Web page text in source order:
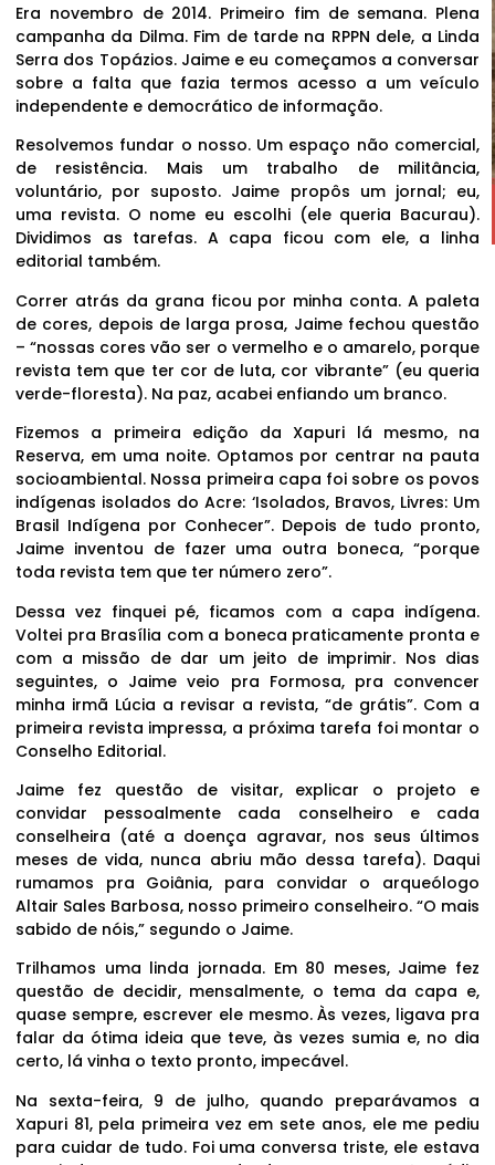
Era novembro de 2014. Primeiro fim de semana. Plena
campanha da Dilma. Fim de tarde na RPPN dele, a Linda
Serra dos Topázios. Jaime e eu começamos a conversar
sobre a falta que fazia termos acesso a um veículo
independente e democrático de informação.
Resolvemos fundar o nosso. Um espaço não comercial,
de resistência. Mais um trabalho de militância,
voluntário, por suposto. Jaime propôs um jornal; eu,
uma revista. O nome eu escolhi (ele queria Bacurau).
Dividimos as tarefas. A capa ficou com ele, a linha
editorial também.
Correr atrás da grana ficou por minha conta. A paleta
de cores, depois de larga prosa, Jaime fechou questão
– “nossas cores vão ser o vermelho e o amarelo, porque
revista tem que ter cor de luta, cor vibrante” (eu queria
verde-floresta). Na paz, acabei enfiando um branco.
Fizemos a primeira edição da Xapuri lá mesmo, na
Reserva, em uma noite. Optamos por centrar na pauta
socioambiental. Nossa primeira capa foi sobre os povos
indígenas isolados do Acre: ‘Isolados, Bravos, Livres: Um
Brasil Indígena por Conhecer”. Depois de tudo pronto,
Jaime inventou de fazer uma outra boneca, “porque
toda revista tem que ter número zero”.
Dessa vez finquei pé, ficamos com a capa indígena.
Voltei pra Brasília com a boneca praticamente pronta e
com a missão de dar um jeito de imprimir. Nos dias
seguintes, o Jaime veio pra Formosa, pra convencer
minha irmã Lúcia a revisar a revista, “de grátis”. Com a
primeira revista impressa, a próxima tarefa foi montar o
Conselho Editorial.
Jaime fez questão de visitar, explicar o projeto e
convidar pessoalmente cada conselheiro e cada
conselheira (até a doença agravar, nos seus últimos
meses de vida, nunca abriu mão dessa tarefa). Daqui
rumamos pra Goiânia, para convidar o arqueólogo
Altair Sales Barbosa, nosso primeiro conselheiro. “O mais
sabido de nóis,” segundo o Jaime.
Trilhamos uma linda jornada. Em 80 meses, Jaime fez
questão de decidir, mensalmente, o tema da capa e,
quase sempre, escrever ele mesmo. Às vezes, ligava pra
falar da ótima ideia que teve, às vezes sumia e, no dia
certo, lá vinha o texto pronto, impecável.
Na sexta-feira, 9 de julho, quando preparávamos a
Xapuri 81, pela primeira vez em sete anos, ele me pediu
para cuidar de tudo. Foi uma conversa triste, ele estava